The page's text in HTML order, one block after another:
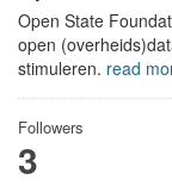
Open State
open
stimuleren. read
Followers
3